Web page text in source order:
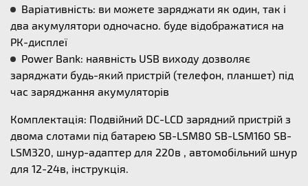
Варіативність: ви можете заряджати як один, так і
два акумулятори одночасно. буде відображатися на
РК-дисплеї
Power Bank: наявність USB виходу дозволяє
заряджати будь-який пристрій (телефон, планшет) під
час заряджання акумуляторів
Комплектація: Подвійний DC-LCD зарядний пристрій з
двома слотами під батарею SB-LSM80 SB-LSM160 SB-
LSM320, шнур-адаптер для 220в , автомобільний шнур
для 12-24в, інструкція.